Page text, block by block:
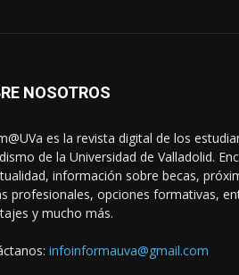
NOSOTROS
es la revista digital de los
de la Universidad de Valladolid.
información sobre becas,
profesionales, opciones formativas,
y mucho más.
infoinformauva@gmail.com